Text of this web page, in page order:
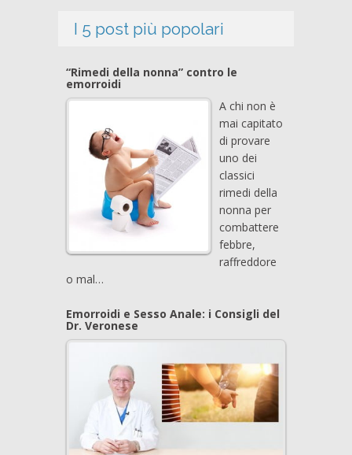
I 5 post più popolari
“Rimedi della nonna” contro le
emorroidi
A chi non è
mai capitato
di provare
uno dei
classici
rimedi della
nonna per
combattere
febbre,
raffreddore
o mal…
Emorroidi e Sesso Anale: i Consigli del
Dr. Veronese